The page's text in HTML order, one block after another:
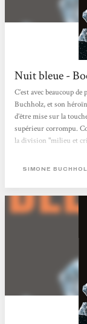
Nuit bleue -
C’est avec beaucoup
Buchholz, et son
d’être mise sur la
supérieur corrompu.
la division "milieu et
hospitalisé suite à un
SIMONE